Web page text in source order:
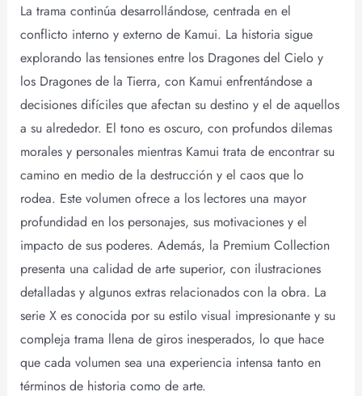
La trama continúa desarrollándose, centrada en el
conflicto interno y externo de Kamui. La historia sigue
explorando las tensiones entre los Dragones del Cielo y
los Dragones de la Tierra, con Kamui enfrentándose a
decisiones difíciles que afectan su destino y el de aquellos
a su alrededor. El tono es oscuro, con profundos dilemas
morales y personales mientras Kamui trata de encontrar su
camino en medio de la destrucción y el caos que lo
rodea. Este volumen ofrece a los lectores una mayor
profundidad en los personajes, sus motivaciones y el
impacto de sus poderes. Además, la Premium Collection
presenta una calidad de arte superior, con ilustraciones
detalladas y algunos extras relacionados con la obra. La
serie X es conocida por su estilo visual impresionante y su
compleja trama llena de giros inesperados, lo que hace
que cada volumen sea una experiencia intensa tanto en
términos de historia como de arte.